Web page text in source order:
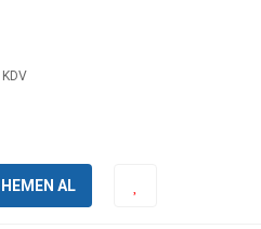
HEMEN AL